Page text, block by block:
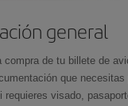
general
compra de tu billete de
que necesitas
requieres visado,